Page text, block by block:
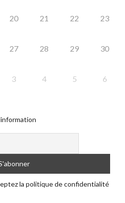
20 21 22 23
27 28 29 30
3 4 5 6
la politique de confidentialité